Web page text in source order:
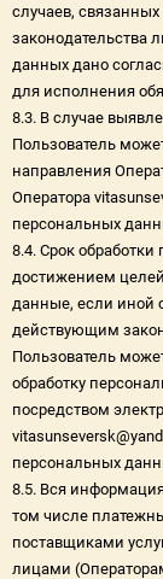
случаев,
законодательства
данных дано
для исполнения
8.3. В случае
Пользователь
направления
Оператора
персональных
8.4. Срок
достижением
данные, если иной
действующим
Пользователь
обработку
посредством
персональных
8.5. Вся
том числе
поставщиками
лицами